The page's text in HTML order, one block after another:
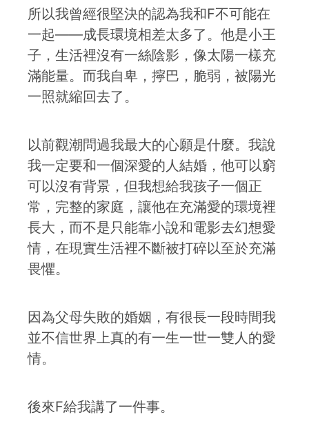
所以我曾經很堅決的認為我和F不可能在
一起——成長環境相差太多了。他是小王
子，生活裡沒有一絲陰影，像太陽一樣充
滿能量。而我自卑，擰巴，脆弱，被陽光
一照就縮回去了。
以前觀潮問過我最大的心願是什麼。我說
我一定要和一個深愛的人結婚，他可以窮
可以沒有背景，但我想給我孩子一個正
常，完整的家庭，讓他在充滿愛的環境裡
長大，而不是只能靠小說和電影去幻想愛
情，在現實生活裡不斷被打碎以至於充滿
畏懼。
因為父母失敗的婚姻，有很長一段時間我
並不信世界上真的有一生一世一雙人的愛
情。
後來F給我講了一件事。